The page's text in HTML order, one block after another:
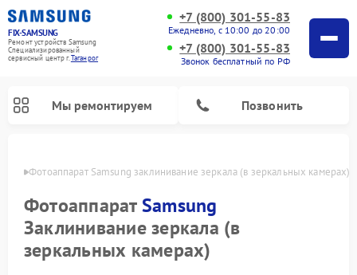
FIX-SAMSUNG
Ремонт устройств Samsung
Специализированный
cервисный центр г.Таганрог
+7 (800) 301-55-83
Ежедневно, с 10:00 до 20:00
+7 (800) 301-55-83
Звонок бесплатный по РФ
Мы ремонтируем Позвонить
Фотоаппарат Samsung заклинивание зеркала (в зеркальных камерах)
ФотоаппаратSamsung
Заклинивание зеркала (в
зеркальных камерах)